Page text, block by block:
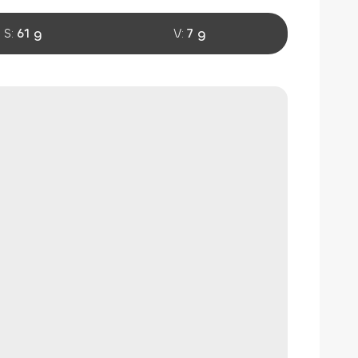
S: 61 g V: 7 g